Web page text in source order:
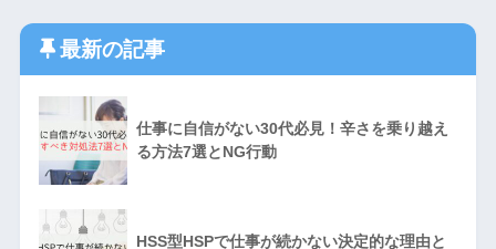
最新の記事
仕事に自信がない30代必見！辛さを乗り越え
る方法7選とNG行動
HSS型HSPで仕事が続かない決定的な理由と